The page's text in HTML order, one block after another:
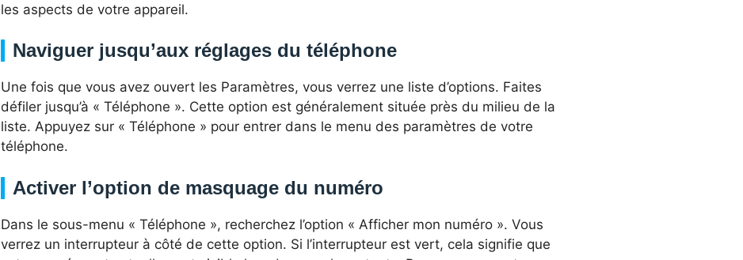
les aspects de votre appareil.
Naviguer jusqu’aux réglages du téléphone
Une fois que vous avez ouvert les Paramètres, vous verrez une liste d’options. Faites
défiler jusqu’à « Téléphone ». Cette option est généralement située près du milieu de la
liste. Appuyez sur « Téléphone » pour entrer dans le menu des paramètres de votre
téléphone.
Activer l’option de masquage du numéro
Dans le sous-menu « Téléphone », recherchez l’option « Afficher mon numéro ». Vous
verrez un interrupteur à côté de cette option. Si l’interrupteur est vert, cela signifie que